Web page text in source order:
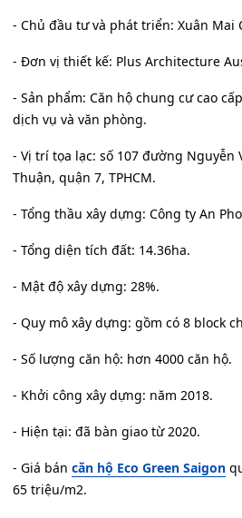
- Chủ đầu tư và phát triển: Xuân Mai
- Đơn vị thiết kế: Plus Architecture
- Sản phẩm: Căn hộ chung cư cao
dịch vụ và văn phòng.
- Vị trí tọa lạc: số 107 đường Nguyễn
Thuận, quận 7, TPHCM.
- Tổng thầu xây dựng: Công ty An
- Tổng diện tích đất: 14.36ha.
- Mật độ xây dựng: 28%.
- Quy mô xây dựng: gồm có 8 block
- Số lượng căn hộ: hơn 4000 căn hộ.
- Khởi công xây dựng: năm 2018.
- Hiện tại: đã bàn giao từ 2020.
- Giá bán căn hộ Eco Green Saigon
65 triệu/m2.